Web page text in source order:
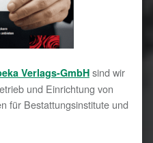
Verlags-GmbH sind wir
und Einrichtung von
für Bestattungsinstitute und